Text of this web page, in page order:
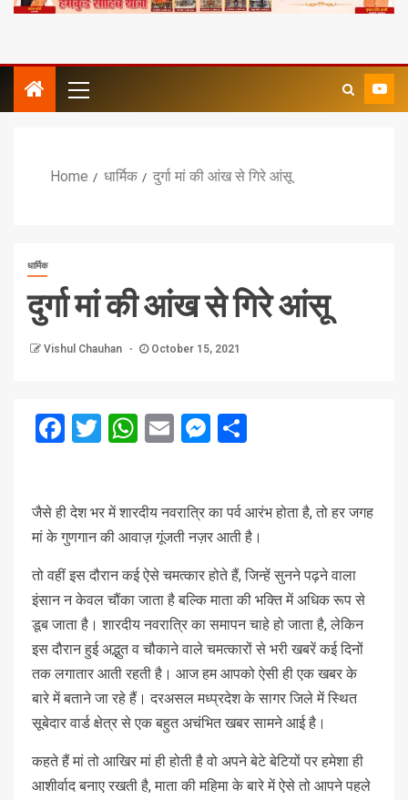
Home धार्मिक दुर्गा मां की आंख से गिरे आंसू
धार्मिक
दुर्गा मां की आंख से गिरे आंसू
Vishul Chauhan October 15, 2021
Facebook
Twitter
WhatsApp
EmailMessenger
जैसे ही देश भर में शारदीय नवरात्रि का पर्व आरंभ होता है, तो हर जगह
मां के गुणगान की आवाज़ गूंजती नज़र आती है।
तो वहीं इस दौरान कई ऐसे चमत्कार होते हैं, जिन्हें सुनने पढ़ने वाला
इंसान न केवल चौंका जाता है बल्कि माता की भक्ति में अधिक रूप से
डूब जाता है। शारदीय नवरात्रि का समापन चाहे हो जाता है, लेकिन
इस दौरान हुई अद्भुत व चौकाने वाले चमत्कारों से भरी खबरें कई दिनों
तक लगातार आती रहती है। आज हम आपको ऐसी ही एक खबर के
बारे में बताने जा रहे हैं। दरअसल मध्प्रदेश के सागर जिले में स्थित
सूबेदार वार्ड क्षेत्र से एक बहुत अचंभित खबर सामने आई है।
कहते हैं मां तो आखिर मां ही होती है वो अपने बेटे बेटियों पर हमेशा ही
आशीर्वाद बनाए रखती है, माता की महिमा के बारे में ऐसे तो आपने पहले